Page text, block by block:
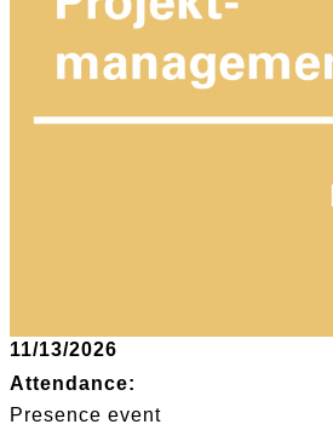
11/13/2026
Attendance:
Presence event